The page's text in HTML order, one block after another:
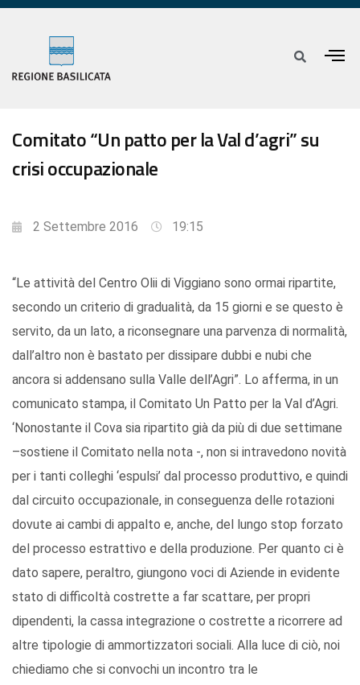
Comitato “Un patto per la Val d’agri” su
crisi occupazionale
2 Settembre 2016 19:15
“Le attività del Centro Olii di Viggiano sono ormai ripartite,
secondo un criterio di gradualità, da 15 giorni e se questo è
servito, da un lato, a riconsegnare una parvenza di normalità,
dall’altro non è bastato per dissipare dubbi e nubi che
ancora si addensano sulla Valle dell’Agri”. Lo afferma, in un
comunicato stampa, il Comitato Un Patto per la Val d’Agri.
‘Nonostante il Cova sia ripartito già da più di due settimane
–sostiene il Comitato nella nota -, non si intravedono novità
per i tanti colleghi ‘espulsi’ dal processo produttivo, e quindi
dal circuito occupazionale, in conseguenza delle rotazioni
dovute ai cambi di appalto e, anche, del lungo stop forzato
del processo estrattivo e della produzione. Per quanto ci è
dato sapere, peraltro, giungono voci di Aziende in evidente
stato di difficoltà costrette a far scattare, per propri
dipendenti, la cassa integrazione o costrette a ricorrere ad
altre tipologie di ammortizzatori sociali. Alla luce di ciò, noi
chiediamo che si convochi un incontro tra le